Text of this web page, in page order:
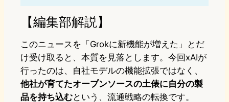
【編集部解説】
このニュースを「Grokに新機能が増えた」とだ
け受け取ると、本質を見落とします。今回xAIが
行ったのは、自社モデルの機能拡張ではなく、
他社が育てたオープンソースの土俵に自分の製
品を持ち込むという、流通戦略の転換です。